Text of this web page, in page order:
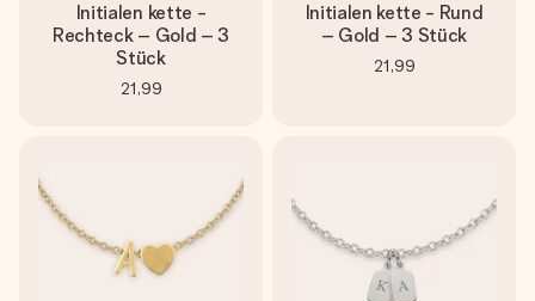
Initialen kette -
Rechteck – Gold – 3
Stück
21,99
Initialen kette - Rund
– Gold – 3 Stück
21,99